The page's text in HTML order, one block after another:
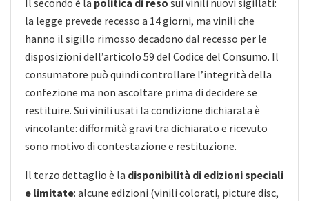
Il secondo è la politica di reso sui vinili nuovi sigillati:
la legge prevede recesso a 14 giorni, ma vinili che
hanno il sigillo rimosso decadono dal recesso per le
disposizioni dell’articolo 59 del Codice del Consumo. Il
consumatore può quindi controllare l’integrità della
confezione ma non ascoltare prima di decidere se
restituire. Sui vinili usati la condizione dichiarata è
vincolante: difformità gravi tra dichiarato e ricevuto
sono motivo di contestazione e restituzione.
Il terzo dettaglio è la disponibilità di edizioni speciali
e limitate: alcune edizioni (vinili colorati, picture disc,